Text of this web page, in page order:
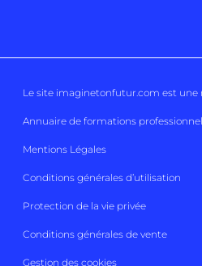
Le site imaginetonfutur.com est une
Annuaire de formations
Mentions Légales
Conditions générales d’utilisation
Protection de la vie privée
Conditions générales de vente
Gestion des cookies